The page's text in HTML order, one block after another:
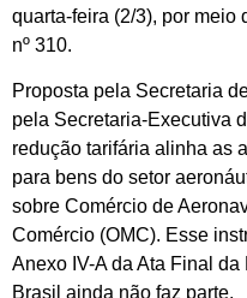
quarta-feira (2/3), por meio
nº 310.
Proposta pela Secretaria
pela Secretaria-Executiva
redução tarifária alinha as
para bens do setor
sobre Comércio de
Comércio (OMC). Esse
Anexo IV-A da Ata Final
Brasil ainda não faz parte.